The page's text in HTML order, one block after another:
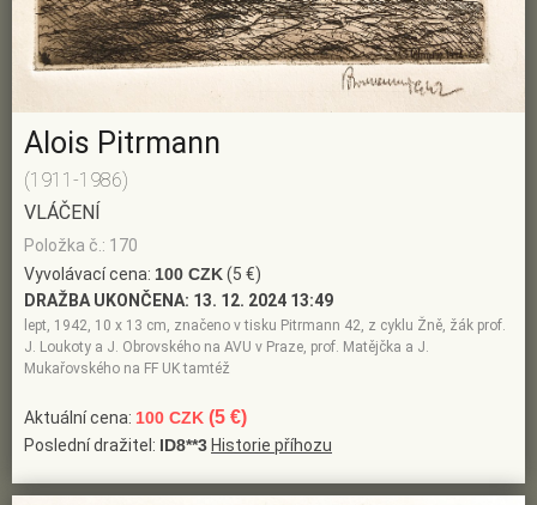
Alois Pitrmann
(1911-1986)
VLÁČENÍ
Položka č.: 170
Vyvolávací cena: 100 CZK(5 €)
DRAŽBA UKONČENA: 13. 12. 2024 13:49
lept, 1942, 10 x 13 cm, značeno v tisku Pitrmann 42, z cyklu Žně, žák prof.
J. Loukoty a J. Obrovského na AVU v Praze, prof. Matějčka a J.
Mukařovského na FF UK tamtéž
Aktuální cena: 100 CZK (5 €)
Poslední dražitel: ID8**3 Historie příhozu